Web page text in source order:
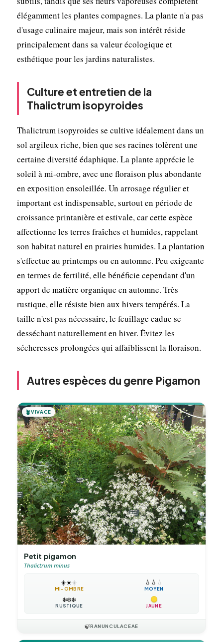
élégamment les plantes compagnes. La plante n'a pas
d'usage culinaire majeur, mais son intérêt réside
principalement dans sa valeur écologique et
esthétique pour les jardins naturalistes.
Culture et entretien de la
Thalictrum isopyroides
Thalictrum isopyroides se cultive idéalement dans un
sol argileux riche, bien que ses racines tolèrent une
certaine diversité édaphique. La plante apprécie le
soleil à mi-ombre, avec une floraison plus abondante
en exposition ensoleillée. Un arrosage régulier et
important est indispensable, surtout en période de
croissance printanière et estivale, car cette espèce
affectionne les terres fraîches et humides, rappelant
son habitat naturel en prairies humides. La plantation
s'effectue au printemps ou en automne. Peu exigeante
en termes de fertilité, elle bénéficie cependant d'un
apport de matière organique en automne. Très
rustique, elle résiste bien aux hivers tempérés. La
taille n'est pas nécessaire, le feuillage caduc se
desséchant naturellement en hiver. Évitez les
sécheresses prolongées qui affaiblissent la floraison.
Autres espèces du genre Pigamon
🪴VIVACE
Petit pigamon
Thalictrum minus
☀️☀️☀️
MI-OMBRE
💧 💧 💧
MOYEN
❄️❄️❄️
RUSTIQUE JAUNE
🍃RANUNCULACEAE